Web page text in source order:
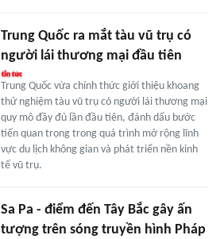
Trung Quốc ra mắt tàu vũ trụ có
người lái thương mại đầu tiên
Trung Quốc vừa chính thức giới thiệu khoang
thử nghiệm tàu vũ trụ có người lái thương mại
quy mô đầy đủ lần đầu tiên, đánh dấu bước
tiến quan trọng trong quá trình mở rộng lĩnh
vực du lịch không gian và phát triển nền kinh
tế vũ trụ.
Sa Pa - điểm đến Tây Bắc gây ấn
tượng trên sóng truyền hình Pháp